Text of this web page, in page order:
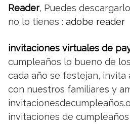
Reader, Puedes
no lo tienes : adobe reader
invitaciones virtuales de
cumpleaños lo bueno de
cada año se festejan,
con nuestros familiares y
invitaciones de